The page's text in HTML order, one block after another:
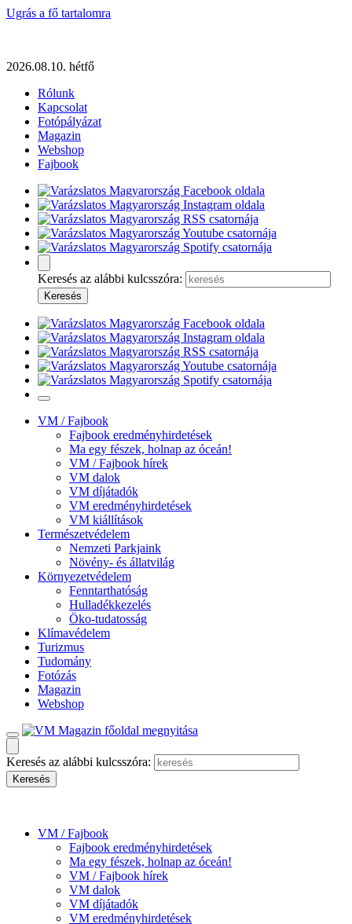
Ugrás a fő tartalomra
2026.08.10. hétfő
Rólunk
Kapcsolat
Fotópályázat
Magazin
Webshop
Fajbook
Keresés az alábbi kulcsszóra:
VM / Fajbook
Fajbook eredményhirdetések
Ma egy fészek, holnap az óceán!
VM / Fajbook hírek
VM dalok
VM díjátadók
VM eredményhirdetések
VM kiállítások
Természetvédelem
Nemzeti Parkjaink
Növény- és állatvilág
Környezetvédelem
Fenntarthatóság
Hulladékkezelés
Öko-tudatosság
Klímavédelem
Turizmus
Tudomány
Fotózás
Magazin
Webshop
Keresés az alábbi kulcsszóra:
VM / Fajbook
Fajbook eredményhirdetések
Ma egy fészek, holnap az óceán!
VM / Fajbook hírek
VM dalok
VM díjátadók
VM eredményhirdetések